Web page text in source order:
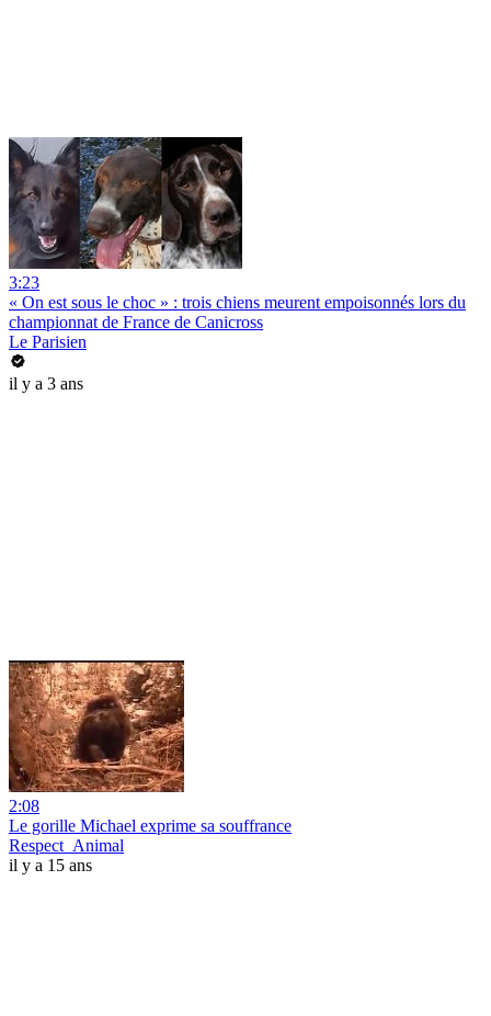
3:23
« On est sous le choc » : trois chiens meurent empoisonnés lors du
championnat de France de Canicross
Le Parisien
il y a 3 ans
2:08
Le gorille Michael exprime sa souffrance
Respect_Animal
il y a 15 ans